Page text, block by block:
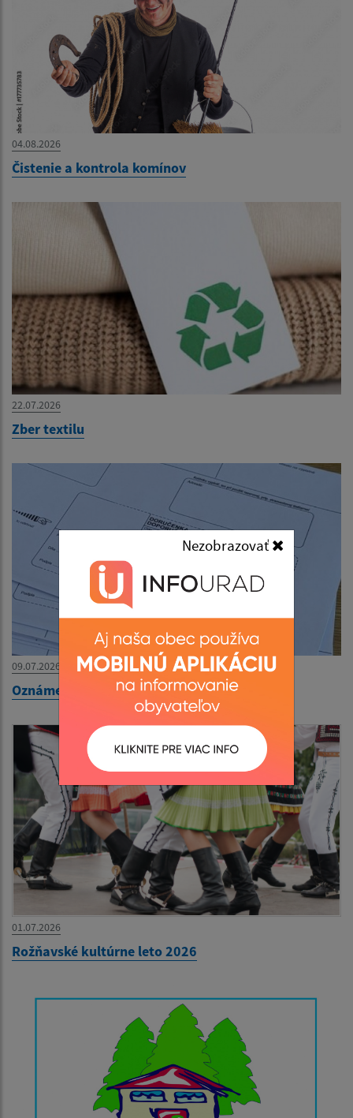
Nezobrazovať
04.08.2026
Čistenie a kontrola komínov
22.07.2026
Zber textilu
09.07.2026
Oznámenie o uložení listovej zásielky
01.07.2026
Rožňavské kultúrne leto 2026